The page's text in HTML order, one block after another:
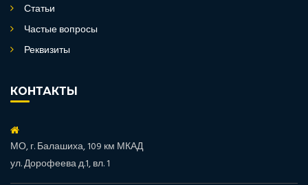
Статьи
Частые вопросы
Реквизиты
КОНТАКТЫ
МО, г. Балашиха, 109 км МКАД
ул. Дорофеева д.1, вл. 1